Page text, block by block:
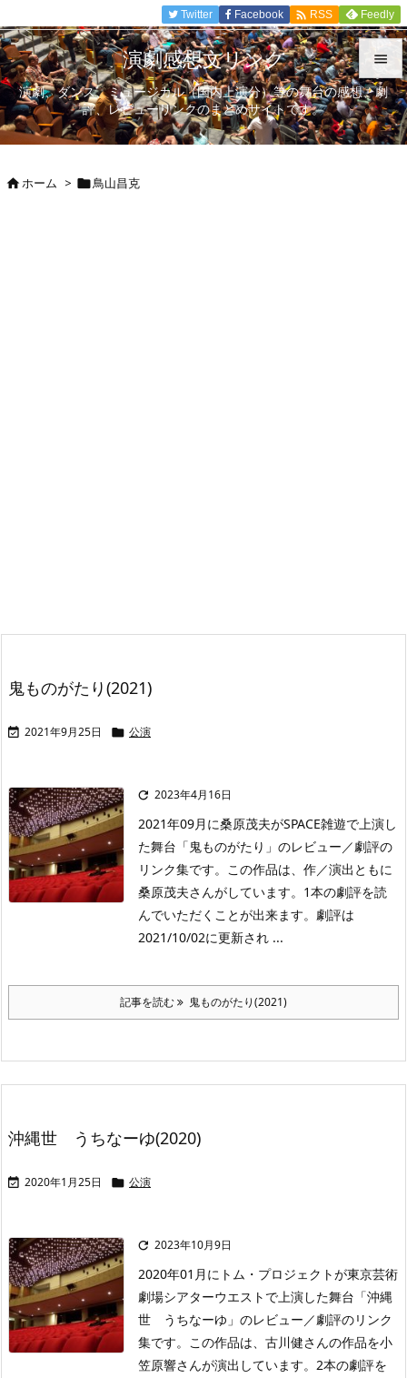


メニュ

Twitter Facebook  RSS Feedly
演劇感想文リンク
演劇、ダンス、ミュージカル（国内上演分）等の舞台の感想、劇
評、レビューリンクのまとめサイトです。
ホーム > 鳥山昌克
鬼ものがたり(2021)
 2021年9月25日  公演
 2023年4月16日
2021年09月に桑原茂夫がSPACE雑遊で上演し
た舞台「鬼ものがたり」のレビュー／劇評の
リンク集です。この作品は、作／演出ともに
桑原茂夫さんがしています。1本の劇評を読
んでいただくことが出来ます。劇評は
2021/10/02に更新され ...
記事を読む 鬼ものがたり(2021)
沖縄世 うちなーゆ(2020)
 2020年1月25日  公演
 2023年10月9日
2020年01月にトム・プロジェクトが東京芸術
劇場シアターウエストで上演した舞台「沖縄
世 うちなーゆ」のレビュー／劇評のリンク
集です。この作品は、古川健さんの作品を小
笠原響さんが演出しています。2本の劇評を